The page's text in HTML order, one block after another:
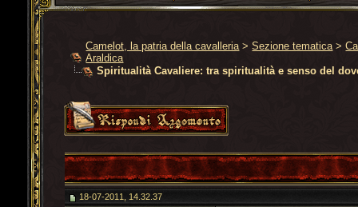
Camelot, la patria della cavalleria >Sezione tematica >
Araldica
Spiritualità Cavaliere: tra spiritualità e senso del
18-07-2011, 14.32.37